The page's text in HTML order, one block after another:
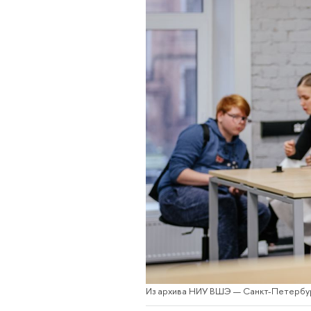
Из архива НИУ ВШЭ — Санкт-